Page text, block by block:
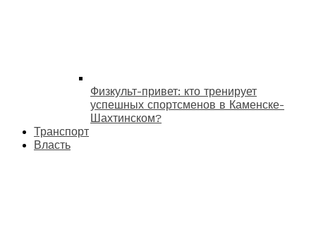
Физкульт-привет: кто тренирует
успешных спортсменов в Каменске-
Шахтинском?
Транспорт
Власть